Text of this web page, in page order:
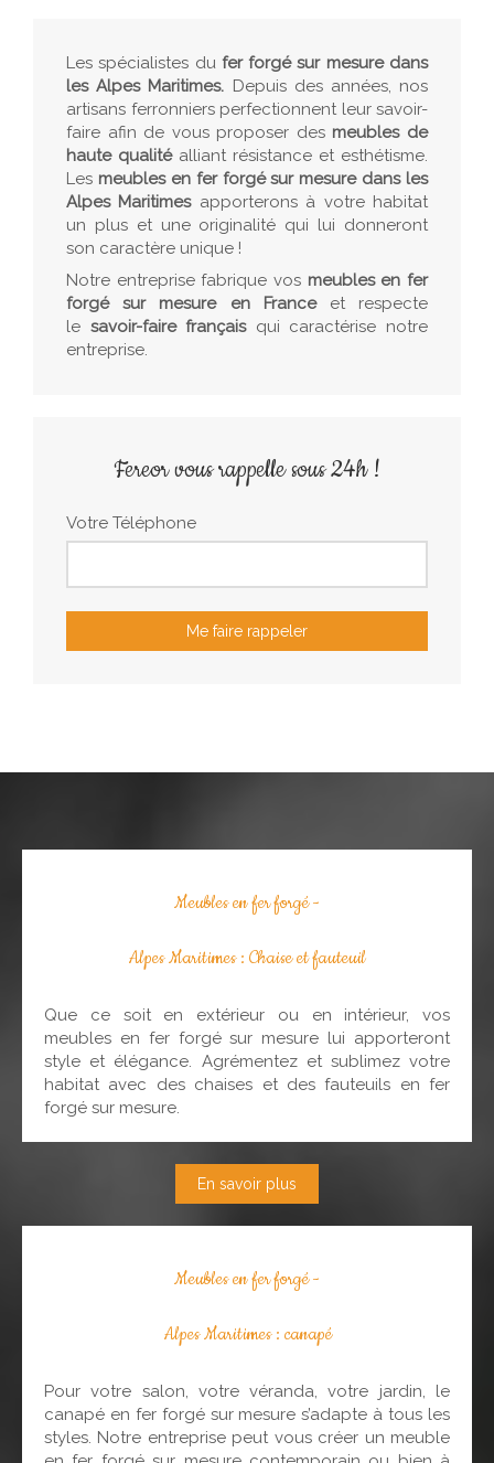
Les spécialistes du fer forgé sur mesure dans
les Alpes Maritimes. Depuis des années, nos
artisans ferronniers perfectionnent leur savoir-
faire afin de vous proposer des meubles de
haute qualité alliant résistance et esthétisme.
Les meubles en fer forgé sur mesure dans les
Alpes Maritimesapporterons à votre habitat
un plus et une originalité qui lui donneront
son caractère unique !
Notre entreprise fabrique vos meubles en fer
forgé sur mesure en Franceet respecte
le savoir-faire françaisqui caractérise notre
entreprise.
Fereor vous rappelle sous 24h !
Votre Téléphone
Me faire rappeler
Meubles en fer forgé -
Alpes Maritimes : Chaise et fauteuil
Que ce soit en extérieur ou en intérieur, vos
meubles en fer forgé sur mesure lui apporteront
style et élégance. Agrémentez et sublimez votre
habitat avec des chaises et des fauteuils en fer
forgé sur mesure.
En savoir plus
Meubles en fer forgé -
Alpes Maritimes : canapé
Pour votre salon, votre véranda, votre jardin, le
canapé en fer forgé sur mesure s’adapte à tous les
styles. Notre entreprise peut vous créer un meuble